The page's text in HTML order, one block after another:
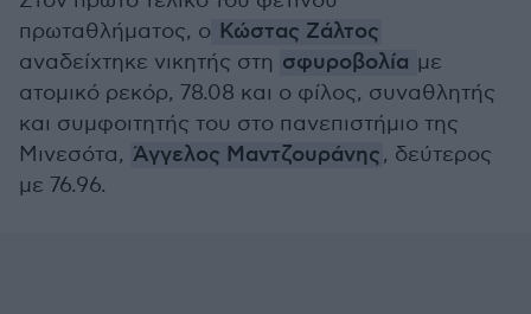
πρωταθλήματος, ο Κώστας Ζάλτος
αναδείχτηκε νικητής στη σφυροβολία με
ατομικό ρεκόρ, 78.08 και ο φίλος, συναθλητής
και συμφοιτητής του στο πανεπιστήμιο της
Μινεσότα, Άγγελος Μαντζουράνης, δεύτερος
με 76.96.